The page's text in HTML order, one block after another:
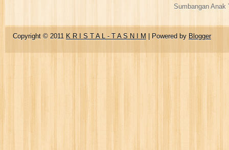
Sumbangan Anak
Copyright © 2011 K R I S T A L - T A S N I M | Powered by Blogger